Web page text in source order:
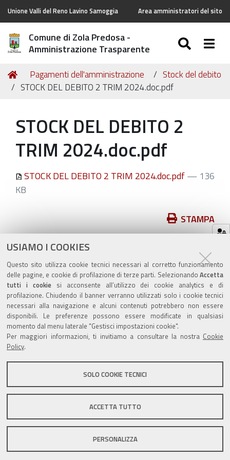
USIAMO I COOKIES
Questo sito utilizza cookie tecnici necessari al corretto funzionamento
delle pagine, e cookie di profilazione di terze parti. Selezionando Accetta
tutti i cookiesi acconsente all’utilizzo dei cookie analytics e di
profilazione. Chiudendo il banner verranno utilizzati solo i cookie tecnici
necessari alla navigazione e alcuni contenuti potrebbero non essere
disponibili. Le preferenze possono essere modificate in qualsiasi
momento dal menu laterale "Gestisci impostazioni cookie".
Per maggiori informazioni, ti invitiamo a consultare la nostra Cookie
Policy.
SOLO COOKIE TECNICI
ACCETTA TUTTO
PERSONALIZZA
Unione Valli del Reno Lavino Samoggia Area amministratori del sito
Comune di Zola Predosa -
Amministrazione Trasparente
Tu
sei
Home
Pagamenti dell'amministrazione
Stock del debito
STOCK DEL DEBITO 2 TRIM 2024.doc.pdf
STOCK DEL DEBITO 2
TRIM 2024.doc.pdf
STOCK DEL DEBITO 2 TRIM 2024.doc.pdf— 136
KB
sul
documento
STAMPA
ultima modifica
Valuta questo sito
Sito istituzionale Comune di Zola Predosa
Privacy policy|DPO|Accessibilità